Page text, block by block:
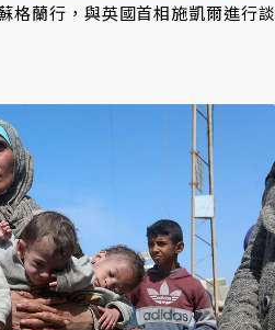
格蘭行，與英國首相施凱爾進行談